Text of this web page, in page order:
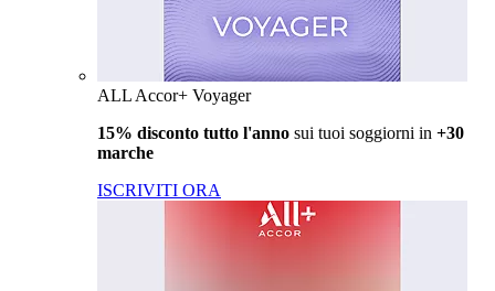
ALL Accor+ Voyager
15% disconto tutto l'anno sui tuoi soggiorni in +30
marche
ISCRIVITI ORA